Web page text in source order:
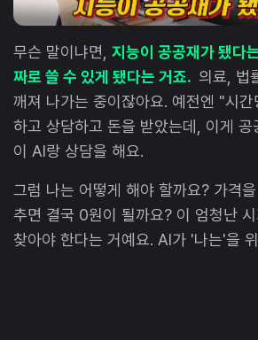
무슨 말이냐면, 지능이 공공재가 됐다
짜로 쓸 수 있게 됐다는 거죠. 의료, 법
깨져 나가는 중이잖아요. 예전엔 "시
하고 상담하고 돈을 받았는데, 이게 공
이 AI랑 상담을 해요.
그럼 나는 어떻게 해야 할까요? 가격
추면 결국 0원이 될까요? 이 엄청난
찾아야 한다는 거예요. AI가 '나는'을